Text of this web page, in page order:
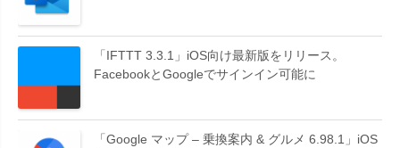
「IFTTT 3.3.1」iOS向け最新版をリリース。
FacebookとGoogleでサインイン可能に
「Google マップ – 乗換案内 & グルメ 6.98.1」iOS